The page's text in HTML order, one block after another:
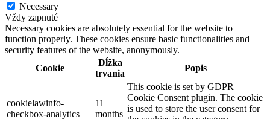
Necessary
Vždy zapnuté
Necessary cookies are absolutely essential for the website to
function properly. These cookies ensure basic functionalities and
security features of the website, anonymously.
Cookie
Dĺžka
trvania
Popis
cookielawinfo-
checkbox-analytics
11
months
This cookie is set by GDPR
Cookie Consent plugin. The cookie
is used to store the user consent for